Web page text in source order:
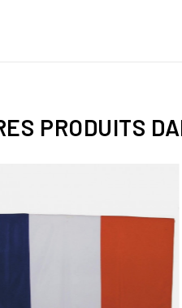
PRODUITS